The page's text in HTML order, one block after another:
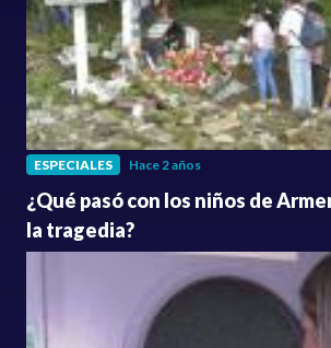
ESPECIALES Hace 2 años
¿Qué pasó con los niños de
la tragedia?